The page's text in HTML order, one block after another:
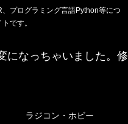
プログラミング言語Python等につ
です。
になっちゃいました。修
ラジコン・ホビー